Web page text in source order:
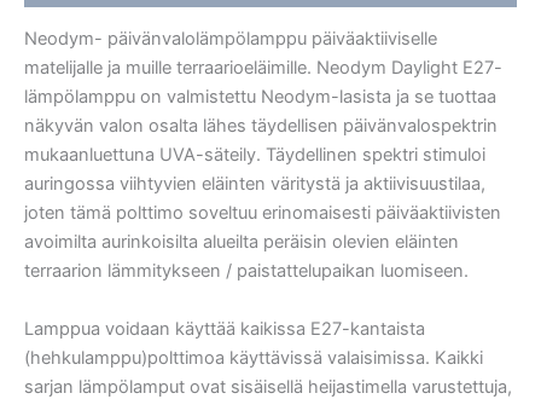
Neodym- päivänvalolämpölamppu päiväaktiiviselle
matelijalle ja muille terraarioeläimille. Neodym Daylight E27-
lämpölamppu on valmistettu Neodym-lasista ja se tuottaa
näkyvän valon osalta lähes täydellisen päivänvalospektrin
mukaanluettuna UVA-säteily. Täydellinen spektri stimuloi
auringossa viihtyvien eläinten väritystä ja aktiivisuustilaa,
joten tämä polttimo soveltuu erinomaisesti päiväaktiivisten
avoimilta aurinkoisilta alueilta peräisin olevien eläinten
terraarion lämmitykseen / paistattelupaikan luomiseen.
Lamppua voidaan käyttää kaikissa E27-kantaista
(hehkulamppu)polttimoa käyttävissä valaisimissa. Kaikki
sarjan lämpölamput ovat sisäisellä heijastimella varustettuja,